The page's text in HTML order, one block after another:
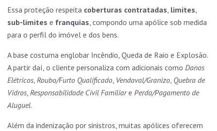
Essa proteção respeita coberturas contratadas, limites,
sub-limites e franquias, compondo uma apólice sob medida
para o perfil do imóvel e dos bens.
A base costuma englobar Incêndio, Queda de Raio e Explosão.
A partir daí, o cliente personaliza com adicionais como Danos
Elétricos, Roubo/Furto Qualificado, Vendaval/Granizo, Quebra de
Vidros, Responsabilidade Civil Familiare Perda/Pagamento de
Aluguel.
Além da indenização por sinistros, muitas apólices oferecem